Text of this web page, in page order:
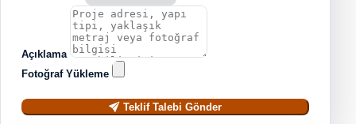
Açıklama
Fotoğraf Yükleme
Teklif Talebi Gönder